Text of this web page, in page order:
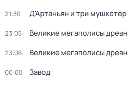
21:30 Д'Артаньян и три
23:05 Великие мегаполисы
23:06 Великие мегаполисы
00:00 Завод